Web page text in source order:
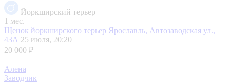
Йоркширский терьер
1 мес.
Щенок йоркширского терьер Ярославль, Автозаводская ул.,
43А 25 июля, 20:20
20 000 ₽
Алена
Заводчик